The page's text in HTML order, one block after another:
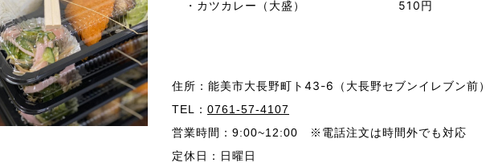
・カツカレー（大盛）
510円
住所：能美市大長野町ト43-6（大長野セブンイレブン前）
TEL： 0761-57-4107
営業時間：9:00~12:00 ※電話注文は時間外でも対応
定休日：日曜日